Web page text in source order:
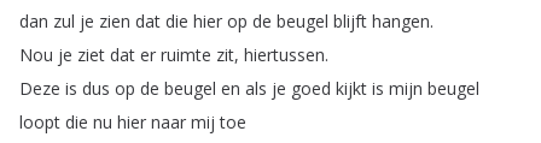
dan zul je zien dat die hier op de beugel blijft hangen.
Nou je ziet dat er ruimte zit, hiertussen.
Deze is dus op de beugel en als je goed kijkt is mijn beugel
loopt die nu hier naar mij toe